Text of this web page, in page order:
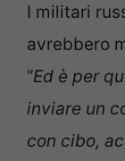
I militari
avrebbero
“Ed è per
inviare un
con cibo,